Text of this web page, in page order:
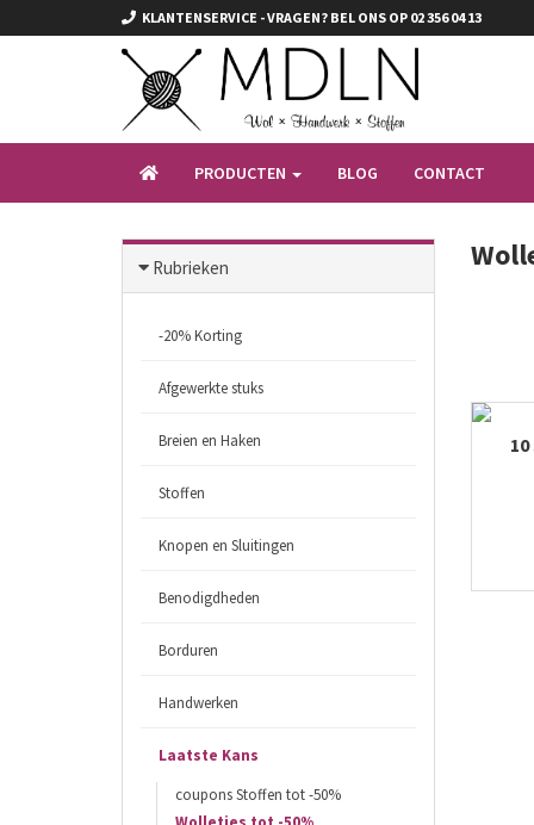
KLANTENSERVICE - VRAGEN? BEL ONS OP 02 356 04 13
PRODUCTEN BLOG CONTACT
Rubrieken
-20% Korting
Afgewerkte stuks
Breien en Haken
Stoffen
Knopen en Sluitingen
Benodigdheden
Borduren
Handwerken
Laatste Kans
coupons Stoffen tot -50%
10